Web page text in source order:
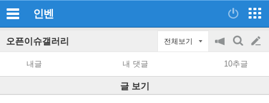
인벤
오픈이슈갤러리 전체보기
공
지
on/off
검
색
글
쓰
기
내글 내 댓글 10추글
글 보기